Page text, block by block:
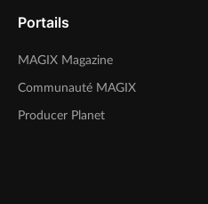
Portails
MAGIX Magazine
Communauté MAGIX
Producer Planet